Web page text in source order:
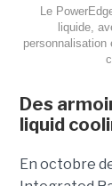
Le
liquide,
personnalisation
Des
liquid
En octobre